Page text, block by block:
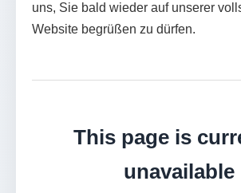
uns, Sie bald wieder auf unserer
Website begrüßen zu dürfen.
This page is
unavailable